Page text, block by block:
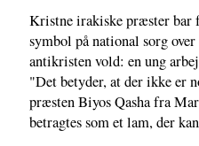
Kristne irakiske præster bar
symbol på national sorg
antikristen vold: en ung
"Det betyder, at der ikke er
præsten Biyos Qasha fra
betragtes som et lam, der